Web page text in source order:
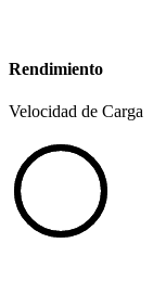
Rendimiento
Velocidad de Carga